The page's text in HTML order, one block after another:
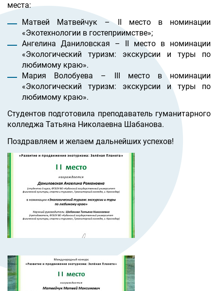
места:
Матвей Матвейчук – II место в номинации
«Экотехнологии в гостеприимстве»;
Ангелина Даниловская – II место в номинации
«Экологический туризм: экскурсии и туры по
любимому краю».
Мария Волобуева – III место в номинации
«Экологический туризм: экскурсии и туры по
любимому краю».
Студентов подготовила преподаватель гуманитарного
колледжа Татьяна Николаевна Шабанова.
Поздравляем и желаем дальнейших успехов!